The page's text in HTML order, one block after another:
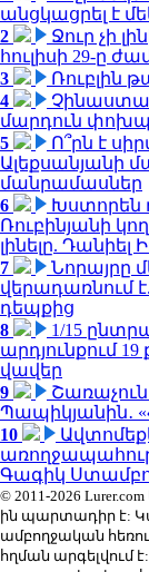
անցկացրել է
2
Ջուր չի
հուլիսի 29-ը
3
Ռուբլին
4
մարդուն
5
Ո՞րն է
Ալեքսանյանի
մանրամասներ
6
Խստորեն
Ռուբինյանի
լինելը. Դանիել
7
Նորայրը
վերադառնում
դեպքից
8
1/15
արդյունքում
վավեր
9
Պապիկյանին․
10
Գագիկ
© 2011-2026
ին պարտադիր է:
ամբողջական
հղման արգելվում